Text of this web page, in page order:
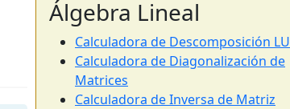
Álgebra Lineal
Calculadora de Descomposición LU
Calculadora de Diagonalización de
Matrices
Calculadora de Inversa de Matriz